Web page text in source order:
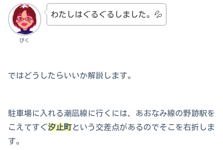
ぴく
わたしはぐるぐるしました。💦
ではどうしたらいいか解説します。
駐車場に入れる潮凪線に行くには、あおなみ線の野跡駅を
こえてすぐ汐止町という交差点があるのでそこを右折しま
す。